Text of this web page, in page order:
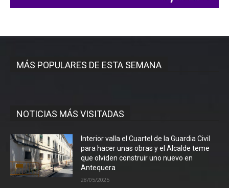
MÁS POPULARES DE ESTA SEMANA
NOTICIAS MÁS VISITADAS
Interior valla el Cuartel de la Guardia Civil
para hacer unas obras y el Alcalde teme
que olviden construir uno nuevo en
Antequera
28/05/2025